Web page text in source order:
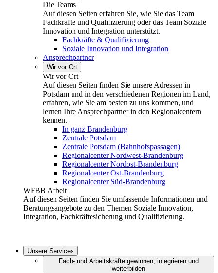
Die Teams
Auf diesen Seiten erfahren Sie, wie Sie das Team
Fachkräfte und Qualifizierung oder das Team Soziale
Innovation und Integration unterstützt.
Fachkräfte & Qualifizierung
Soziale Innovation und Integration
Ansprechpartner
Wir vor Ort
Wir vor Ort
Auf diesen Seiten finden Sie unsere Adressen in
Potsdam und in den verschiedenen Regionen im Land,
erfahren, wie Sie am besten zu uns kommen, und
lernen Ihre Ansprechpartner in den Regionalcentern
kennen.
In ganz Brandenburg
Zentrale Potsdam
Zentrale Potsdam (Bahnhofspassagen)
Regionalcenter Nordwest-Brandenburg
Regionalcenter Nordost-Brandenburg
Regionalcenter Ost-Brandenburg
Regionalcenter Süd-Brandenburg
WFBB Arbeit
Auf diesen Seiten finden Sie umfassende Informationen und
Beratungsangebote zu den Themen Soziale Innovation,
Integration, Fachkräftesicherung und Qualifizierung.
Unsere Services
Fach- und Arbeitskräfte gewinnen, integrieren und
weiterbilden